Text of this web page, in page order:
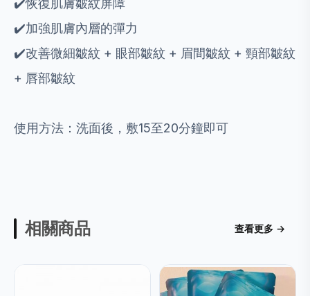
✔️恢復肌膚皺紋屏障
✔️加強肌膚內層的彈力
✔️改善微細皺紋 + 眼部皺紋 + 眉間皺紋 + 頸部皺紋
+ 唇部皺紋
使用方法：洗面後，敷15至20分鐘即可
相關商品 查看更多 →